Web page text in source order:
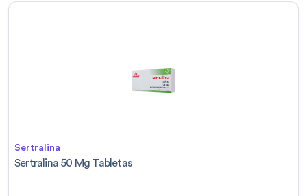
Sertralina
Sertralina 50 Mg Tabletas